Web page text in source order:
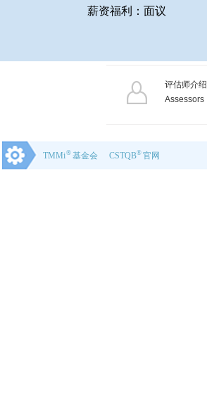
薪资福利：面议
CSTQB
基金会
TMMi 官网
® ®
评估师介绍
Assessors